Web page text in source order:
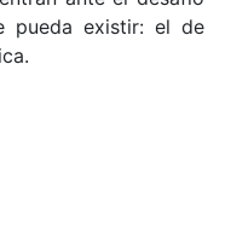
pueda existir: el de